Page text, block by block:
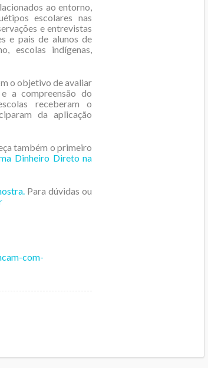
ao entorno,
escolares nas
e entrevistas
e pais de alunos de
escolas indígenas,
o objetivo de avaliar
a compreensão do
receberam o
da aplicação
também o primeiro
Dinheiro Direto na
Para dúvidas ou
com-